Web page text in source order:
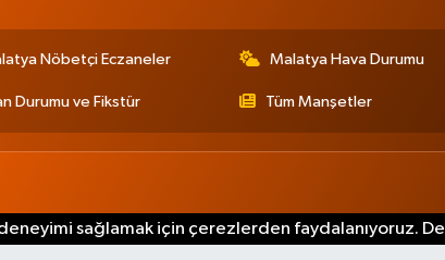
Nöbetçi Eczaneler Malatya Hava Durumu
Durumu ve Fikstür Tüm Manşetler
sağlamak için çerezlerden faydalanıyoruz.